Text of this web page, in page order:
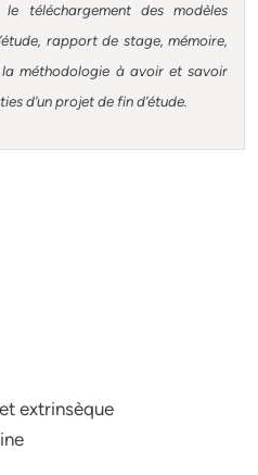
téléchargement des modèles
rapport de stage, mémoire,
méthodologie à avoir et savoir
d’un projet de fin d’étude.
extrinsèque